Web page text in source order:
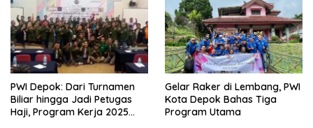
PWI Depok: Dari Turnamen
Biliar hingga Jadi Petugas
Haji, Program Kerja 2025
Gelar Raker di Lembang, PWI
Kota Depok Bahas Tiga
Program Utama